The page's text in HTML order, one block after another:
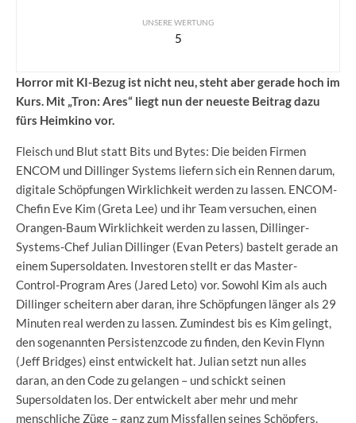
UNSERE WERTUNG
5
Horror mit KI-Bezug ist nicht neu, steht aber gerade hoch im
Kurs. Mit „Tron: Ares“ liegt nun der neueste Beitrag dazu
fürs Heimkino vor.
Fleisch und Blut statt Bits und Bytes: Die beiden Firmen
ENCOM und Dillinger Systems liefern sich ein Rennen darum,
digitale Schöpfungen Wirklichkeit werden zu lassen. ENCOM-
Chefin Eve Kim (Greta Lee) und ihr Team versuchen, einen
Orangen-Baum Wirklichkeit werden zu lassen, Dillinger-
Systems-Chef Julian Dillinger (Evan Peters) bastelt gerade an
einem Supersoldaten. Investoren stellt er das Master-
Control-Program Ares (Jared Leto) vor. Sowohl Kim als auch
Dillinger scheitern aber daran, ihre Schöpfungen länger als 29
Minuten real werden zu lassen. Zumindest bis es Kim gelingt,
den sogenannten Persistenzcode zu finden, den Kevin Flynn
(Jeff Bridges) einst entwickelt hat. Julian setzt nun alles
daran, an den Code zu gelangen – und schickt seinen
Supersoldaten los. Der entwickelt aber mehr und mehr
menschliche Züge – ganz zum Missfallen seines Schöpfers.